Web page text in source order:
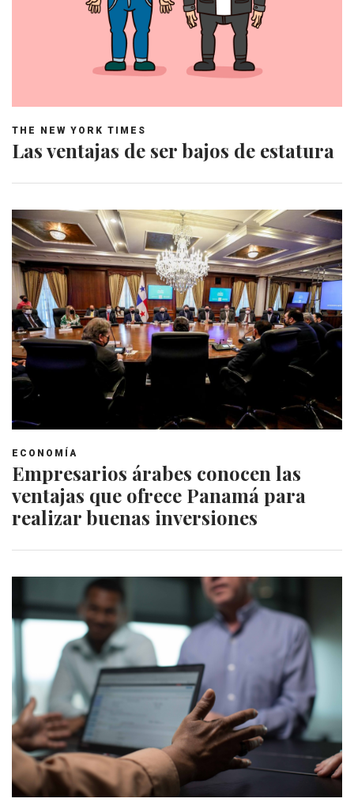
THE NEW YORK TIMES
Las ventajas de ser bajos de estatura
ECONOMÍA
Empresarios árabes conocen las
ventajas que ofrece Panamá para
realizar buenas inversiones